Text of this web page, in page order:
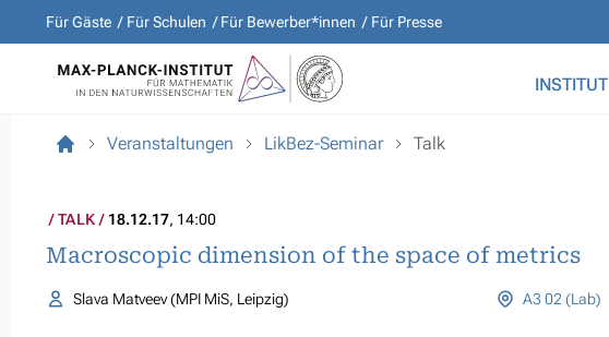
Für Gäste Für Schulen Für Bewerber*innen Für Presse
INSTITUT
Veranstaltungen LikBez-Seminar Talk
TALK 18.12.17, 14:00
Macroscopic dimension of the space of metrics
Slava Matveev (MPI MiS, Leipzig) A3 02 (Lab)